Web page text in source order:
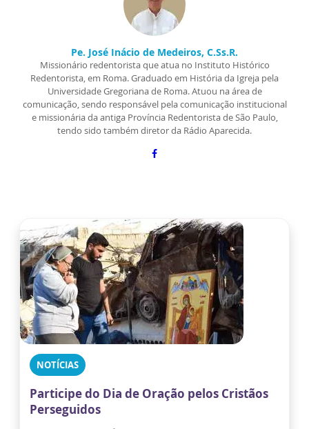
Pe. José Inácio de Medeiros, C.Ss.R.
Missionário redentorista que atua no Instituto Histórico
Redentorista, em Roma. Graduado em História da Igreja pela
Universidade Gregoriana de Roma. Atuou na área de
comunicação, sendo responsável pela comunicação institucional
e missionária da antiga Província Redentorista de São Paulo,
tendo sido também diretor da Rádio Aparecida.
NOTÍCIAS
Participe do Dia de Oração pelos Cristãos
Perseguidos